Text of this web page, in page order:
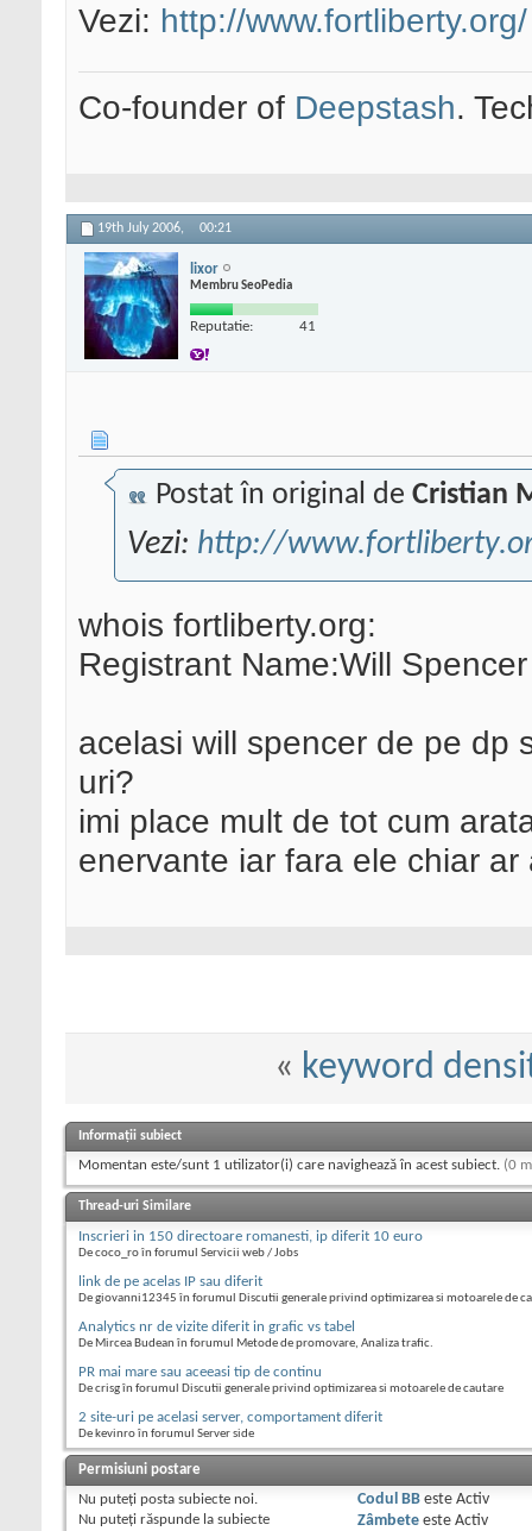
Vezi: http://www.fortliberty.org/
Co-founder of Deepstash.
19th July 2006, 00:21
lixor
Membru SeoPedia
Reputatie: 41
Postat în original de Cristian
Vezi: http://
whois fortliberty.org:
Registrant Name:Will Spencer
acelasi will spencer de pe dp
uri?
imi place mult de tot cum
enervante iar fara ele chiar
« keyword
Informații subiect
Momentan este/sunt 1 utilizator(i) care navighează în acest subiect. (0
Thread-uri Similare
Inscrieri in 150 directoare romanesti, ip diferit 10 euro
De coco_ro în forumul Servicii web / Jobs
link de pe acelas IP sau diferit
De giovanni12345 în forumul Discutii generale privind optimizarea si motoarele de
Analytics nr de vizite diferit in grafic vs tabel
De Mircea Budean în forumul Metode de promovare, Analiza trafic.
PR mai mare sau aceeasi tip de continu
De crisg în forumul Discutii generale privind optimizarea si motoarele de cautare
2 site-uri pe acelasi server, comportament diferit
De kevinro în forumul Server side
Permisiuni postare
Nu puteţi posta subiecte noi.
Nu puteţi răspunde la subiecte
Codul BBeste Activ
Zâmbeteeste Activ